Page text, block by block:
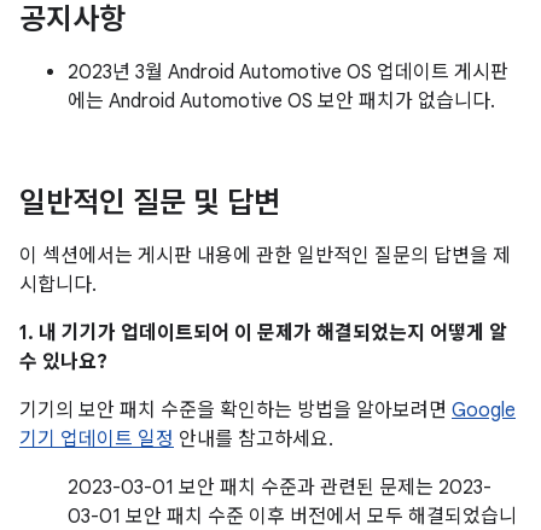
공지사항
2023년 3월 Android Automotive OS 업데이트 게시판
에는 Android Automotive OS 보안 패치가 없습니다.
일반적인 질문 및 답변
이 섹션에서는 게시판 내용에 관한 일반적인 질문의 답변을 제
시합니다.
1. 내 기기가 업데이트되어 이 문제가 해결되었는지 어떻게 알
수 있나요?
기기의 보안 패치 수준을 확인하는 방법을 알아보려면 Google
기기 업데이트 일정 안내를 참고하세요.
2023-03-01 보안 패치 수준과 관련된 문제는 2023-
03-01 보안 패치 수준 이후 버전에서 모두 해결되었습니